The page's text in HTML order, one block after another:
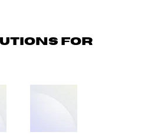
for